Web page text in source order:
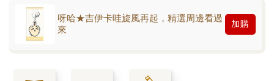
呀哈★吉伊卡哇旋風再起，精選周邊看過
來
加購